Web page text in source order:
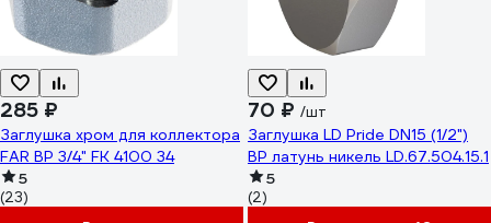
285 ₽
Заглушка хром для коллектора
FAR ВР 3/4" FK 4100 34
5
(23)
70 ₽ /шт
Заглушка LD Pride DN15 (1/2")
ВР латунь никель LD.67.504.15.1
5
(2)